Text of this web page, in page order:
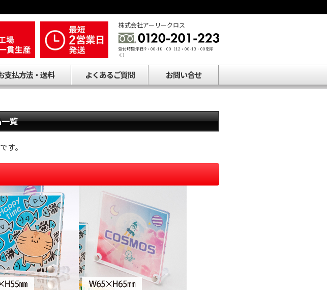
株式会社アーリークロス
受付時間:平日9：00-18：00（12：00-13：00を除
く）
支払方法・送料 よくあるご質問 お問い合せ
覧
す。